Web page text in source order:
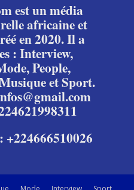
est un média
africaine et
en 2020. Il a
: Interview,
People,
et Sport.